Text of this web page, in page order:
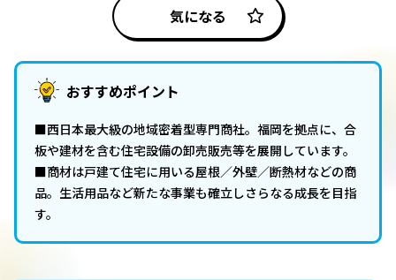
気になる
おすすめポイント
■西日本最大級の地域密着型専門商社。福岡を拠点に、合
板や建材を含む住宅設備の卸売販売等を展開しています。
■商材は戸建て住宅に用いる屋根／外壁／断熱材などの商
品。生活用品など新たな事業も確立しさらなる成長を目指
す。